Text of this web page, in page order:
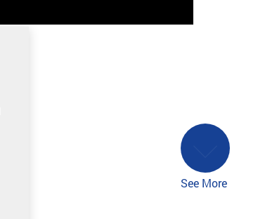
See More